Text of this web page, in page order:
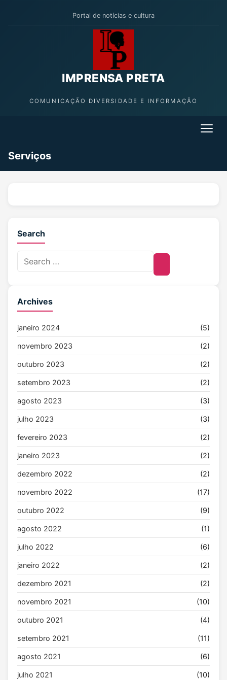
Portal de notícias e cultura
IMPRENSA PRETA
COMUNICAÇÃO DIVERSIDADE E INFORMAÇÃO
Serviços
Search
Archives
janeiro 2024 (5)
novembro 2023 (2)
outubro 2023 (2)
setembro 2023 (2)
agosto 2023 (3)
julho 2023 (3)
fevereiro 2023 (2)
janeiro 2023 (2)
dezembro 2022 (2)
novembro 2022 (17)
outubro 2022 (9)
agosto 2022 (1)
julho 2022 (6)
janeiro 2022 (2)
dezembro 2021 (2)
novembro 2021 (10)
outubro 2021 (4)
setembro 2021 (11)
agosto 2021 (6)
julho 2021 (10)